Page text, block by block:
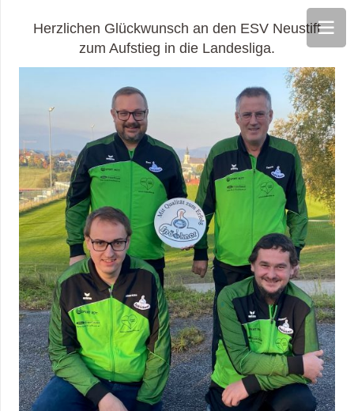
Herzlichen Glückwunsch an den ESV Neustift
zum Aufstieg in die Landesliga.